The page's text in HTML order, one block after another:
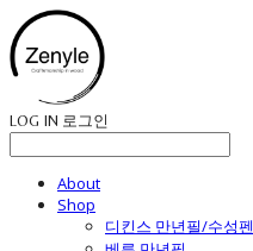
LOG IN 로그인
About
Shop
디킨스 만년필/수성펜